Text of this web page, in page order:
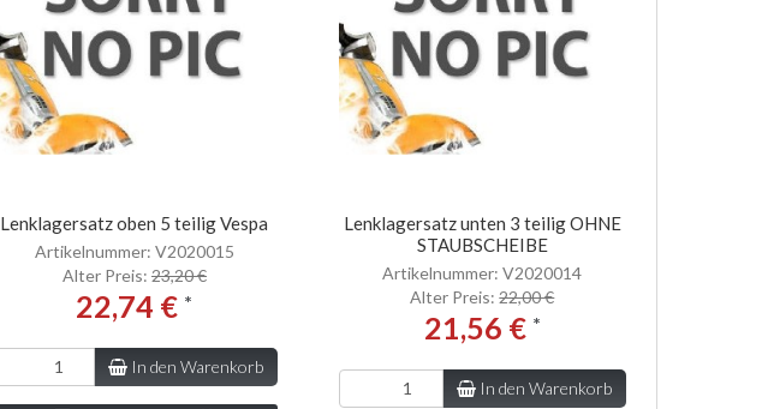
Lenklagersatz oben 5 teilig Vespa
Artikelnummer: V2020015
Alter Preis: 23,20 €
22,74 € *
In den Warenkorb
Lenklagersatz unten 3 teilig OHNE
STAUBSCHEIBE
Artikelnummer: V2020014
Alter Preis:22,00 €
21,56 € *
In den Warenkorb